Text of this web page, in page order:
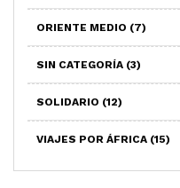
ORIENTE MEDIO (7)
SIN CATEGORÍA (3)
SOLIDARIO (12)
VIAJES POR ÁFRICA (15)